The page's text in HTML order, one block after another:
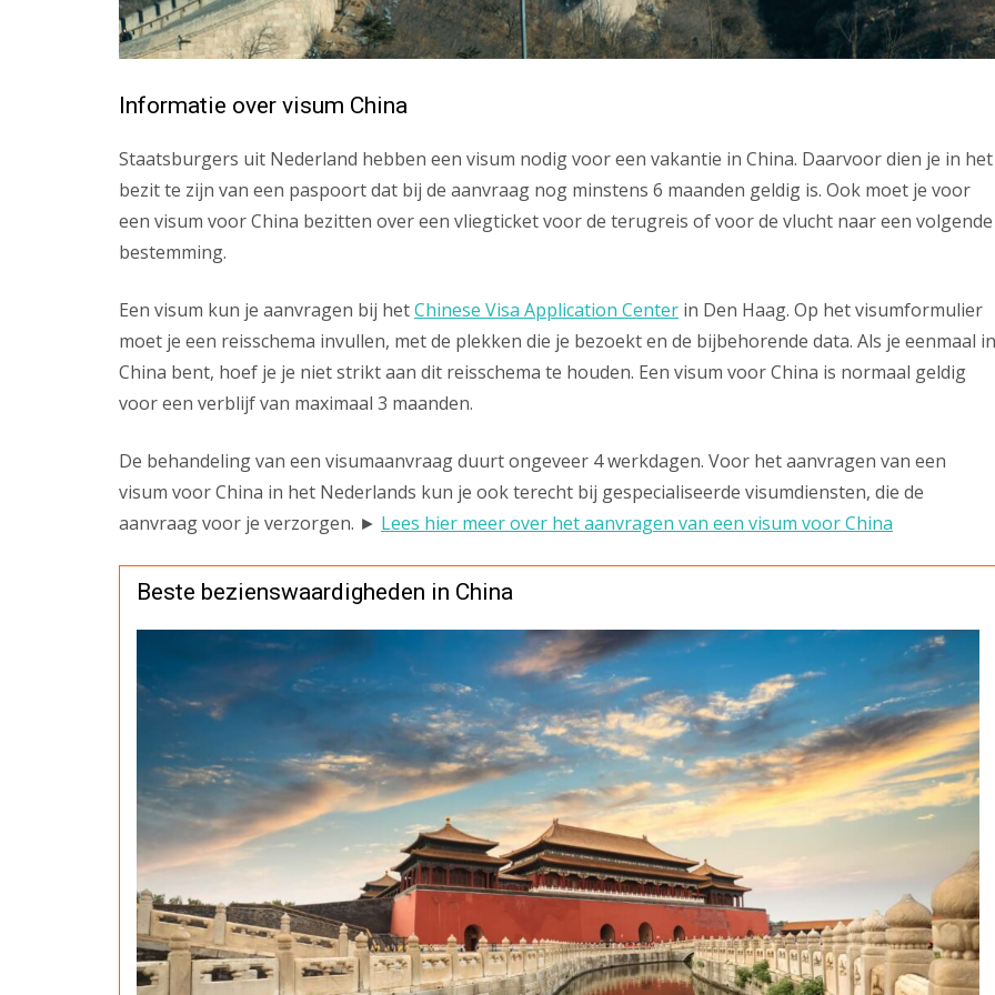
Informatie over visum China
Staatsburgers uit Nederland hebben een visum nodig voor een vakantie in China. Daarvoor dien je in het
bezit te zijn van een paspoort dat bij de aanvraag nog minstens 6 maanden geldig is. Ook moet je voor
een visum voor China bezitten over een vliegticket voor de terugreis of voor de vlucht naar een volgende
bestemming.
Een visum kun je aanvragen bij hetChinese Visa Application Center in Den Haag. Op het visumformulier
moet je een reisschema invullen, met de plekken die je bezoekt en de bijbehorende data. Als je eenmaal in
China bent, hoef je je niet strikt aan dit reisschema te houden. Een visum voor China is normaal geldig
voor een verblijf van maximaal 3 maanden.
De behandeling van een visumaanvraag duurt ongeveer 4 werkdagen. Voor het aanvragen van een
visum voor China in het Nederlands kun je ook terecht bij gespecialiseerde visumdiensten, die de
aanvraag voor je verzorgen. ► Lees hier meer over het aanvragen van een visum voor China
Beste bezienswaardigheden in China